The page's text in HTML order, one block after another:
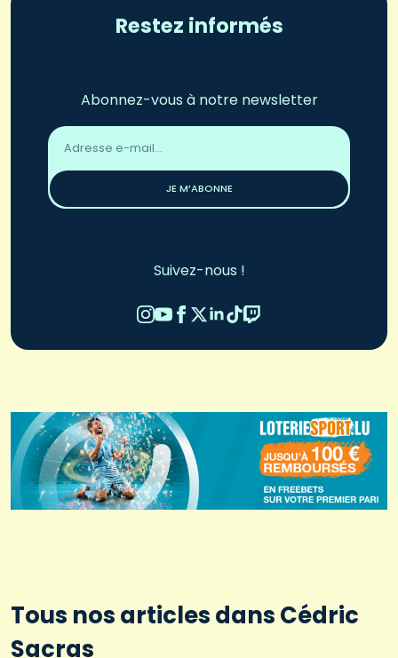
Restez informés
Abonnez-vous à notre newsletter
Adresse
email
JE M’ABONNE
Suivez-nous !
Tous nos articles dans Cédric
Sacras